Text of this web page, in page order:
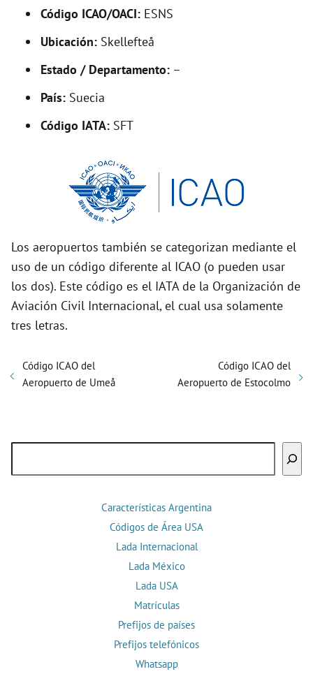
e
o
Código ICAO/OACI: ESNS
Ubicación: Skellefteå
Estado / Departamento: –
País: Suecia
Código IATA: SFT
Los aeropuertos también se categorizan mediante el
uso de un código diferente al ICAO (o pueden usar
los dos). Este código es el IATA de la Organización de
Aviación Civil Internacional, el cual usa solamente
tres letras.
Código ICAO del
Aeropuerto de Umeå
Código ICAO del
Aeropuerto de Estocolmo
Características Argentina
Códigos de Área USA
Lada Internacional
Lada México
Lada USA
Matrículas
Prefijos de países
Prefijos telefónicos
Whatsapp